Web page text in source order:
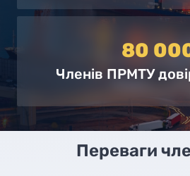
80
Членів ПРМТУ
Переваги